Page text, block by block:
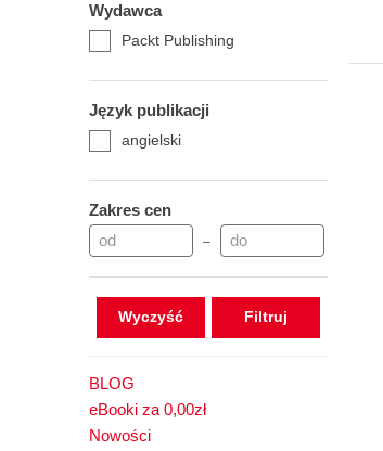
Wydawca
Packt Publishing
Język publikacji
angielski
Zakres cen
–
Wyczyść
BLOG
eBooki za 0,00zł
Nowości